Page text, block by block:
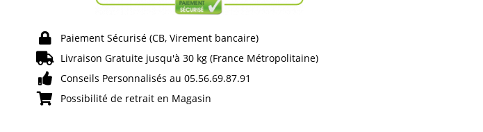
Paiement Sécurisé (CB, Virement bancaire)
Livraison Gratuite jusqu'à 30 kg (France Métropolitaine)
Conseils Personnalisés au 05.56.69.87.91
Possibilité de retrait en Magasin